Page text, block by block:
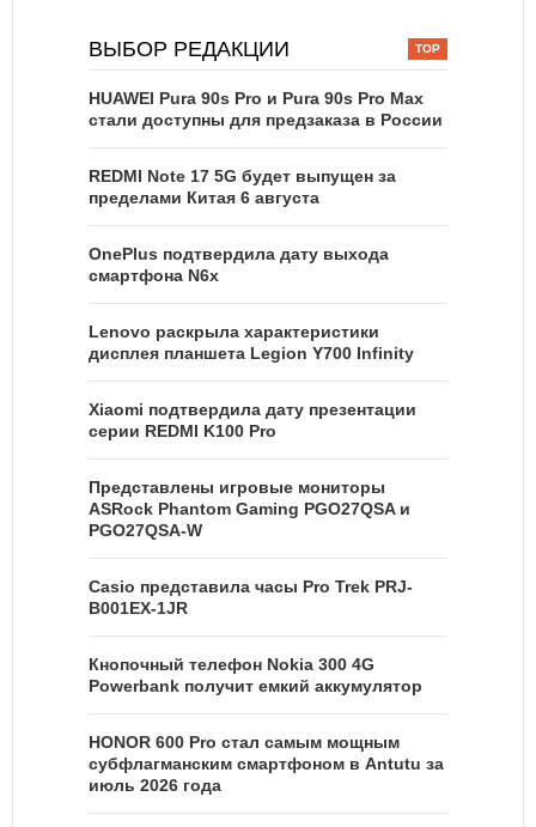
ВЫБОР РЕДАКЦИИ
HUAWEI Pura 90s Pro и Pura 90s Pro Max
стали доступны для предзаказа в России
REDMI Note 17 5G будет выпущен за
пределами Китая 6 августа
OnePlus подтвердила дату выхода
смартфона N6x
Lenovo раскрыла характеристики
дисплея планшета Legion Y700 Infinity
Xiaomi подтвердила дату презентации
серии REDMI K100 Pro
Представлены игровые мониторы
ASRock Phantom Gaming PGO27QSA и
PGO27QSA-W
Casio представила часы Pro Trek PRJ-
B001EX-1JR
Кнопочный телефон Nokia 300 4G
Powerbank получит емкий аккумулятор
HONOR 600 Pro стал самым мощным
субфлагманским смартфоном в Antutu за
июль 2026 года